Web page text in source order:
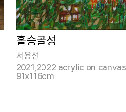
홀승골성
서용선
2021,2022 acrylic on canvas
91x116cm